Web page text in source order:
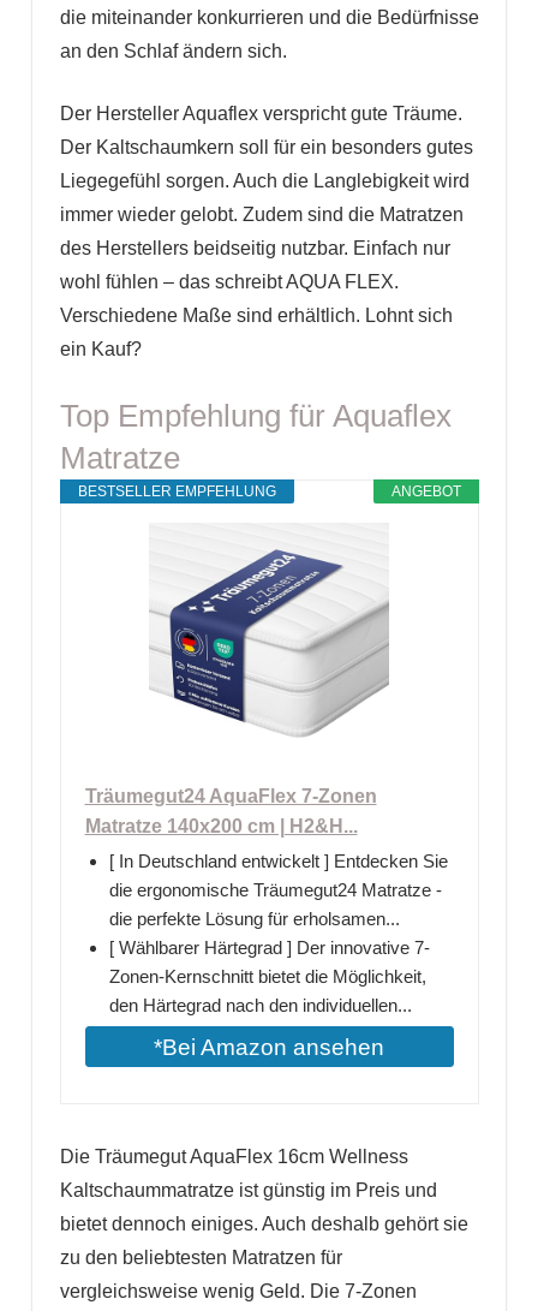
die miteinander konkurrieren und die Bedürfnisse
an den Schlaf ändern sich.
Der Hersteller Aquaflex verspricht gute Träume.
Der Kaltschaumkern soll für ein besonders gutes
Liegegefühl sorgen. Auch die Langlebigkeit wird
immer wieder gelobt. Zudem sind die Matratzen
des Herstellers beidseitig nutzbar. Einfach nur
wohl fühlen – das schreibt AQUA FLEX.
Verschiedene Maße sind erhältlich. Lohnt sich
ein Kauf?
Top Empfehlung für Aquaflex
Matratze
ANGEBOT
BESTSELLER EMPFEHLUNG
Träumegut24 AquaFlex 7-Zonen
Matratze 140x200 cm | H2&H...
[ In Deutschland entwickelt ] Entdecken Sie
die ergonomische Träumegut24 Matratze -
die perfekte Lösung für erholsamen...
[ Wählbarer Härtegrad ] Der innovative 7-
Zonen-Kernschnitt bietet die Möglichkeit,
den Härtegrad nach den individuellen...
*Bei Amazon ansehen
Die Träumegut AquaFlex 16cm Wellness
Kaltschaummatratze ist günstig im Preis und
bietet dennoch einiges. Auch deshalb gehört sie
zu den beliebtesten Matratzen für
vergleichsweise wenig Geld. Die 7-Zonen